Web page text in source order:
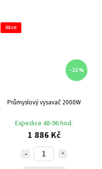
Akce
–22 %
Průmyslový vysavač 2000W
Expedice 48-96 hod.
1 886 Kč